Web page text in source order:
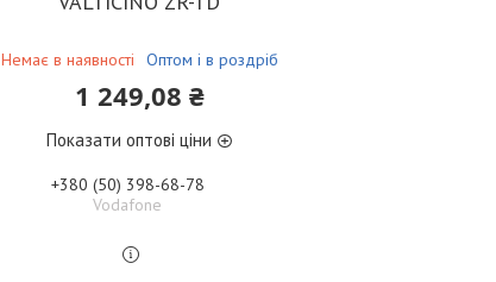
Немає в наявності Оптом і в роздріб
1 249,08 ₴
Показати оптові ціни
+380 (50) 398-68-78
Vodafone